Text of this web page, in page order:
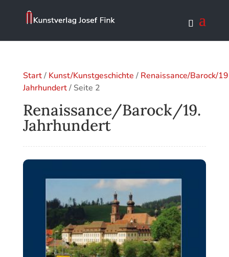
Start/ Kunst/Kunstgeschichte / Renaissance/Barock/
Jahrhundert/ Seite 2
Renaissance/Barock/19.
Jahrhundert